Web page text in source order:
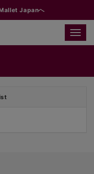
Mallet Japanへ
Toggle